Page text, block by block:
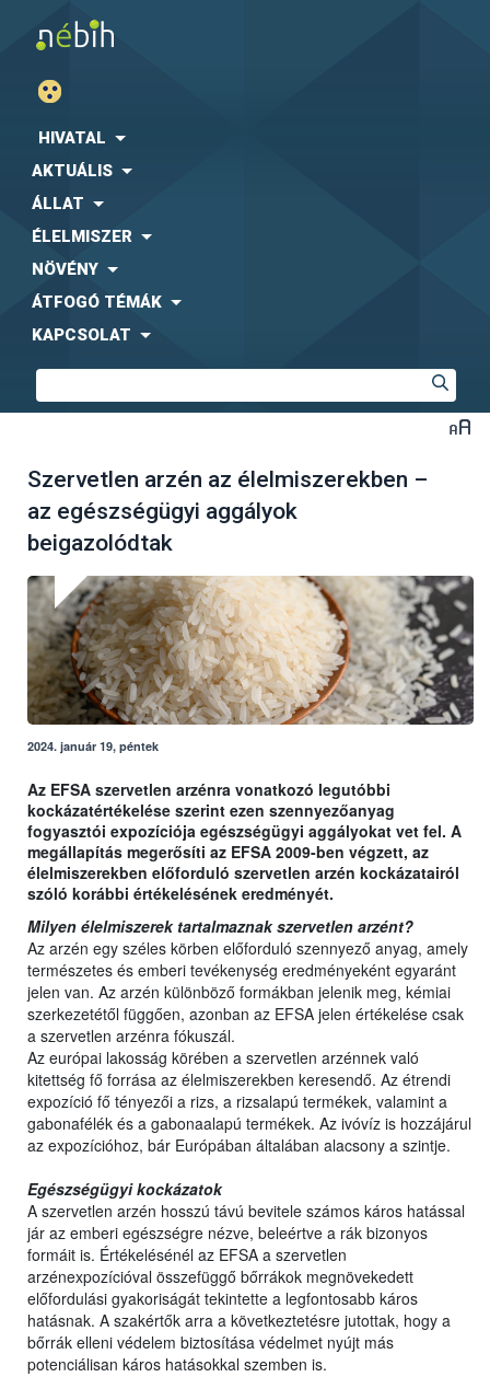
HIVATAL
AKTUÁLIS
ÁLLAT
ÉLELMISZER
NÖVÉNY
ÁTFOGÓ TÉMÁK
KAPCSOLAT
Szervetlen arzén az élelmiszerekben –
az egészségügyi aggályok
beigazolódtak
2024. január 19, péntek
Az EFSA szervetlen arzénra vonatkozó legutóbbi
kockázatértékelése szerint ezen szennyezőanyag
fogyasztói expozíciója egészségügyi aggályokat vet fel. A
megállapítás megerősíti az EFSA 2009-ben végzett, az
élelmiszerekben előforduló szervetlen arzén kockázatairól
szóló korábbi értékelésének eredményét.
Milyen élelmiszerek tartalmaznak szervetlen arzént?
Az arzén egy széles körben előforduló szennyező anyag, amely
természetes és emberi tevékenység eredményeként egyaránt
jelen van. Az arzén különböző formákban jelenik meg, kémiai
szerkezetétől függően, azonban az EFSA jelen értékelése csak
a szervetlen arzénra fókuszál.
Az európai lakosság körében a szervetlen arzénnek való
kitettség fő forrása az élelmiszerekben keresendő. Az étrendi
expozíció fő tényezői a rizs, a rizsalapú termékek, valamint a
gabonafélék és a gabonaalapú termékek. Az ivóvíz is hozzájárul
az expozícióhoz, bár Európában általában alacsony a szintje.
Egészségügyi kockázatok
A szervetlen arzén hosszú távú bevitele számos káros hatással
jár az emberi egészségre nézve, beleértve a rák bizonyos
formáit is. Értékelésénél az EFSA a szervetlen
arzénexpozícióval összefüggő bőrrákok megnövekedett
előfordulási gyakoriságát tekintette a legfontosabb káros
hatásnak. A szakértők arra a következtetésre jutottak, hogy a
bőrrák elleni védelem biztosítása védelmet nyújt más
potenciálisan káros hatásokkal szemben is.